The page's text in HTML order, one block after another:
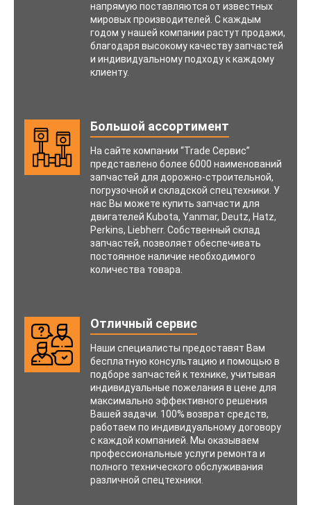
напрямую поставляются от известных
мировых производителей. С каждым
годом у нашей компании растут продажи,
благодаря высокому качеству запчастей
и индивидуальному подходу к каждому
клиенту.
Большой ассортимент
На сайте компании “Trade Сервис”
представлено более 6000 наименований
запчастей для дорожно-строительной,
погрузочной и складской спецтехники. У
нас Вы можете купить запчасти для
двигателей Kubota, Yanmar, Deutz, Hatz,
Perkins, Liebherr. Собственный склад
запчастей, позволяет обеспечивать
постоянное наличие необходимого
количества товара.
Отличный сервис
Наши специалисты предоставят Вам
бесплатную консультацию и помощью в
подборе запчастей к технике, учитывая
индивидуальные пожелания в цене для
максимально эффективного решения
Вашей задачи. 100% возврат средств,
работаем по индивидуальному договору
с каждой компанией. Мы оказываем
профессиональные услуги ремонта и
полного технического обслуживания
различной спецтехники.